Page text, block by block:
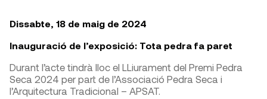
Dissabte, 18 de maig de 2024
Inauguració de l’exposició: Tota pedra fa paret
Durant l’acte tindrà lloc el LLiurament del Premi Pedra
Seca 2024 per part de l’Associació Pedra Seca i
l’Arquitectura Tradicional – APSAT.